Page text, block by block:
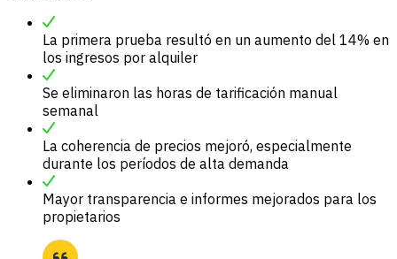
La primera prueba resultó en un aumento del 14% en
los ingresos por alquiler
Se eliminaron las horas de tarificación manual
semanal
La coherencia de precios mejoró, especialmente
durante los períodos de alta demanda
Mayor transparencia e informes mejorados para los
propietarios